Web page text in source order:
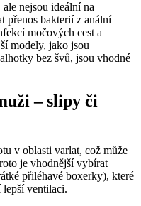
nejsou ideální na
přenos bakterií z anální
močových cest a
modely, jako jsou
bez švů, jsou vhodné
– slipy či
v oblasti varlat, což může
je vhodnější vybírat
přiléhavé boxerky), které
ventilaci.